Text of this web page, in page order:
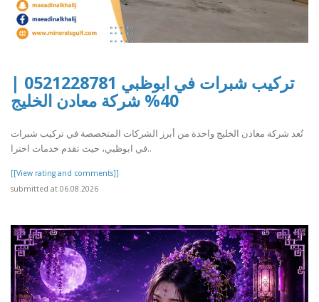
تركيب شبرات في ابوظبي 0521228781 |
40% شركة معادن الخليج
تُعد شركة معادن الخليج واحدة من أبرز الشركات المتخصصة في تركيب شبرات
في ابوظبي، حيث تقدم خدمات احترا..
[[View rating and comments]]
submitted at 06.08.2026